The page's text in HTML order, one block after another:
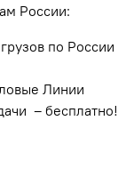
России:
по России
Линии
– бесплатно!